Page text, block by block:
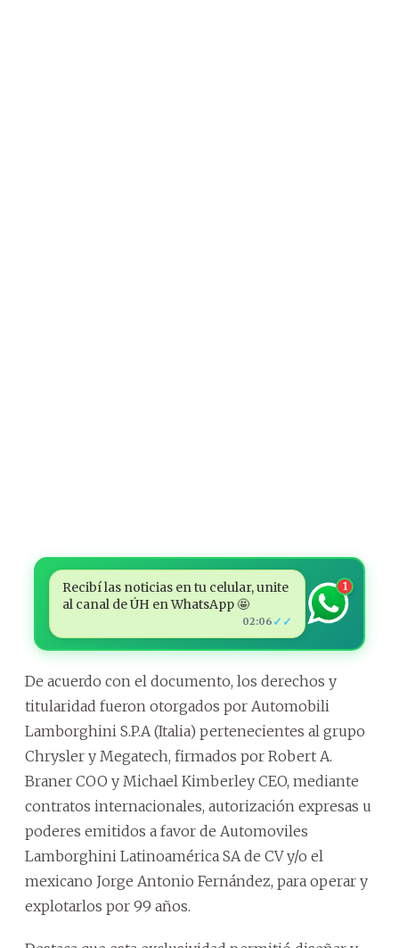
Recibí las noticias en tu celular, unite
al canal de ÚH en WhatsApp 🤩
02:06 ✓✓
1
De acuerdo con el documento, los derechos y
titularidad fueron otorgados por Automobili
Lamborghini S.P.A (Italia) pertenecientes al grupo
Chrysler y Megatech, firmados por Robert A.
Braner COO y Michael Kimberley CEO, mediante
contratos internacionales, autorización expresas u
poderes emitidos a favor de Automoviles
Lamborghini Latinoamérica SA de CV y/o el
mexicano Jorge Antonio Fernández, para operar y
explotarlos por 99 años.